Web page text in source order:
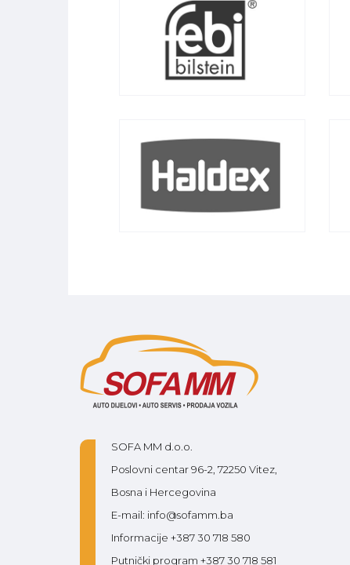
SOFA MM d.o.o.
Poslovni centar 96-2, 72250 Vitez,
Bosna i Hercegovina
E-mail: info@sofamm.ba
Informacije +387 30 718 580
Putnički program +387 30 718 581